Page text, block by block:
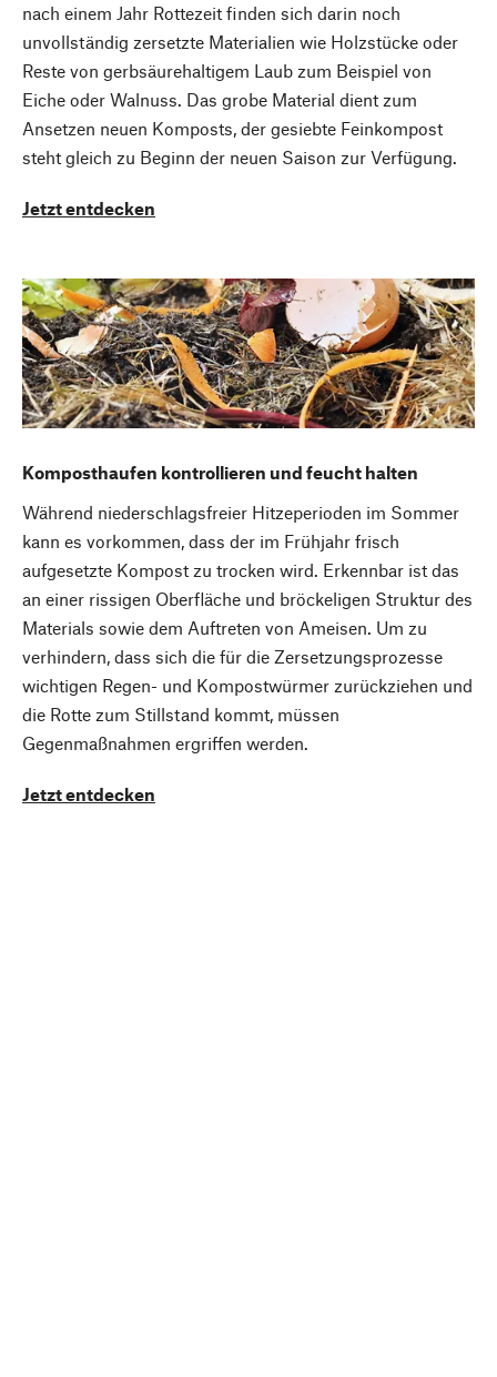
nach einem Jahr Rottezeit finden sich darin noch
unvollständig zersetzte Materialien wie Holzstücke oder
Reste von gerbsäurehaltigem Laub zum Beispiel von
Eiche oder Walnuss. Das grobe Material dient zum
Ansetzen neuen Komposts, der gesiebte Feinkompost
steht gleich zu Beginn der neuen Saison zur Verfügung.
Jetzt entdecken
Komposthaufen kontrollieren und feucht halten
Während niederschlagsfreier Hitzeperioden im Sommer
kann es vorkommen, dass der im Frühjahr frisch
aufgesetzte Kompost zu trocken wird. Erkennbar ist das
an einer rissigen Oberfläche und bröckeligen Struktur des
Materials sowie dem Auftreten von Ameisen. Um zu
verhindern, dass sich die für die Zersetzungsprozesse
wichtigen Regen- und Kompostwürmer zurückziehen und
die Rotte zum Stillstand kommt, müssen
Gegenmaßnahmen ergriffen werden.
Jetzt entdecken